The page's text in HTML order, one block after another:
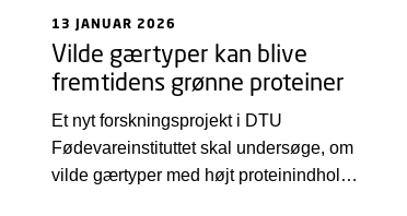
13 JANUAR 2026
Vilde gærtyper kan blive
fremtidens grønne proteiner
Et nyt forskningsprojekt i DTU
Fødevareinstituttet skal undersøge, om
vilde gærtyper med højt proteinindhold